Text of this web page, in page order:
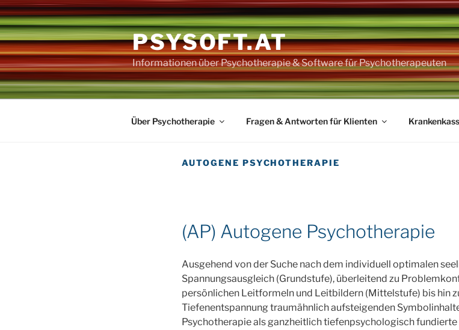
Zum
Inhalt
springen
PSYSOFT.AT
Informationen über Psychotherapie & Software für Psychotherapeuten
Über Psychotherapie Fragen & Antworten für Klienten
AUTOGENE PSYCHOTHERAPIE
(AP) Autogene Psychotherapie
Ausgehend von der Suche nach dem individuell optimalen
Spannungsausgleich (Grundstufe), überleitend zu
persönlichen Leitformeln und Leitbildern (Mittelstufe) bis hin
Tiefenentspannung traumähnlich aufsteigenden
Psychotherapie als ganzheitlich tiefenpsychologisch